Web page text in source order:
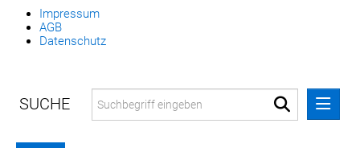
Impressum
AGB
Datenschutz